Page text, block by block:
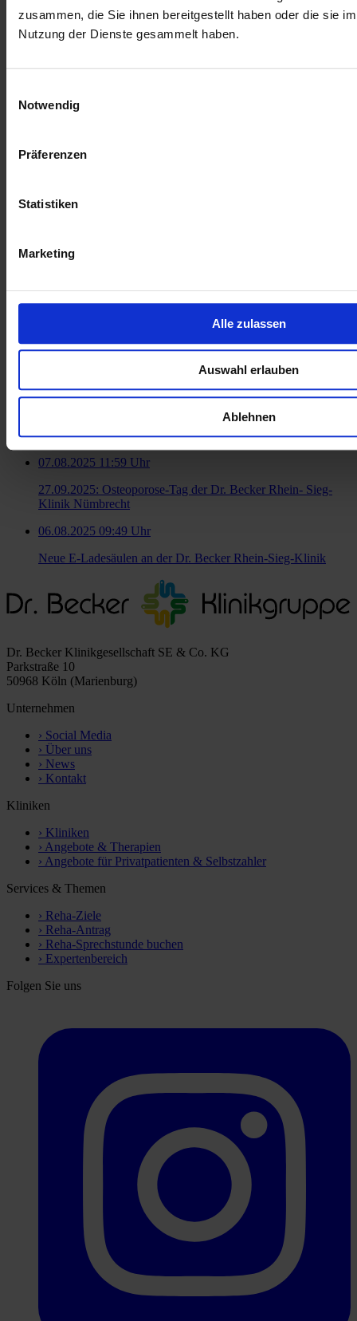
zusammen, die Sie ihnen bereitgestellt haben oder die sie
Nutzung der Dienste gesammelt haben.
Notwendig
Präferenzen
Statistiken
Marketing
Alle zulassen
Auswahl erlauben
Ablehnen
20.11.2025 10:32 Uhr
Großes Interesse am 21. Osteoporose-Tag in Nümbrecht
07.08.2025 11:59 Uhr
27.09.2025: Osteoporose-Tag der Dr. Becker Rhein- Sieg-
Klinik Nümbrecht
06.08.2025 09:49 Uhr
Neue E-Ladesäulen an der Dr. Becker Rhein-Sieg-Klinik
Dr. Becker Klinikgesellschaft SE & Co. KG
Parkstraße 10
50968 Köln (Marienburg)
Unternehmen
› Social Media
› Über uns
› News
› Kontakt
Kliniken
› Kliniken
› Angebote & Therapien
› Angebote für Privatpatienten & Selbstzahler
Services & Themen
› Reha-Ziele
› Reha-Antrag
› Reha-Sprechstunde buchen
› Expertenbereich
Folgen Sie uns